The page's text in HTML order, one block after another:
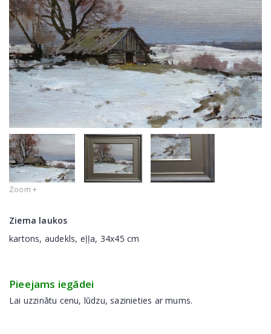
Zoom +
Ziema laukos
kartons, audekls, eļļa, 34x45 cm
Pieejams iegādei
Lai uzzinātu cenu, lūdzu, sazinieties ar mums.